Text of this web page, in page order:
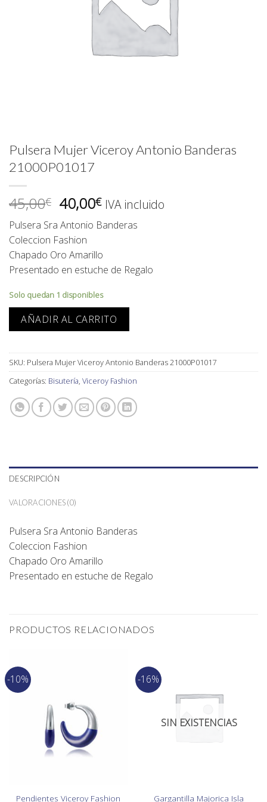
Pulsera Mujer Viceroy Antonio Banderas
21000P01017
45,00€ El
precio
original
era:
45,00€.
40,00€El
precio
actual
40,00€.
IVA incluido
Pulsera Sra Antonio Banderas
Coleccion Fashion
Chapado Oro Amarillo
Presentado en estuche de Regalo
Solo quedan 1 disponibles
AÑADIR AL CARRITO
SKU: Pulsera Mujer Viceroy Antonio Banderas 21000P01017
Categorías: Bisutería, Viceroy Fashion
DESCRIPCIÓN
VALORACIONES (0)
Pulsera Sra Antonio Banderas
Coleccion Fashion
Chapado Oro Amarillo
Presentado en estuche de Regalo
PRODUCTOS RELACIONADOS
-10%
Pendientes Viceroy Fashion
-16%
SIN EXISTENCIAS
Gargantilla Majorica Isla